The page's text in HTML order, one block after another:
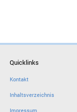
Quicklinks
Kontakt
Inhaltsverzeichnis
Impressum